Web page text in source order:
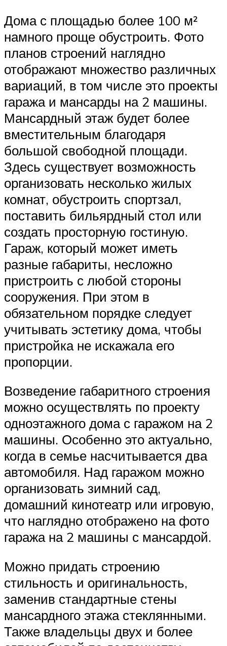
Дома с площадью более 100 м²
намного проще обустроить. Фото
планов строений наглядно
отображают множество различных
вариаций, в том числе это проекты
гаража и мансарды на 2 машины.
Мансардный этаж будет более
вместительным благодаря
большой свободной площади.
Здесь существует возможность
организовать несколько жилых
комнат, обустроить спортзал,
поставить бильярдный стол или
создать просторную гостиную.
Гараж, который может иметь
разные габариты, несложно
пристроить с любой стороны
сооружения. При этом в
обязательном порядке следует
учитывать эстетику дома, чтобы
пристройка не искажала его
пропорции.
Возведение габаритного строения
можно осуществлять по проекту
одноэтажного дома с гаражом на 2
машины. Особенно это актуально,
когда в семье насчитывается два
автомобиля. Над гаражом можно
организовать зимний сад,
домашний кинотеатр или игровую,
что наглядно отображено на фото
гаража на 2 машины с мансардой.
Можно придать строению
стильность и оригинальность,
заменив стандартные стены
мансардного этажа стеклянными.
Также владельцы двух и более